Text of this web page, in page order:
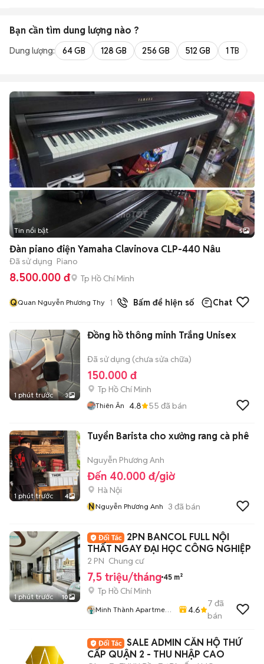
Bạn cần tìm dung lượng nào ?
Dung lượng: 64 GB 128 GB 256 GB 512 GB 1 TB
Tin nổi bật 5
Đàn piano điện Yamaha Clavinova CLP-440 Nâu
Đã sử dụng Piano
8.500.000 đ Tp Hồ Chí Minh
QQuan Nguyễn Phương Thy 1 đã bánBấm để hiện số Chat
1 phút trước 3
Đồng hồ thông minh Trắng Unisex
Đã sử dụng (chưa sửa chữa)
150.000 đ
Tp Hồ Chí Minh
Thiên Ân 4.8 55 đã bán
1 phút trước 4
Tuyển Barista cho xưởng rang cà phê
Nguyễn Phương Anh
Đến 40.000 đ/giờ
Hà Nội
NNguyễn Phương Anh 3 đã bán
1 phút trước 10
2PN BANCOL FULL NỘI
THẤT NGAY ĐẠI HỌC CÔNG NGHIỆP
2 PN Chung cư
7,5 triệu/tháng 45 m²
Tp Hồ Chí Minh
Minh Thành Apartment
4.6
7 đã
bán
SALE ADMIN CĂN HỘ THỨ
CẤP QUẬN 2 - THU NHẬP CAO